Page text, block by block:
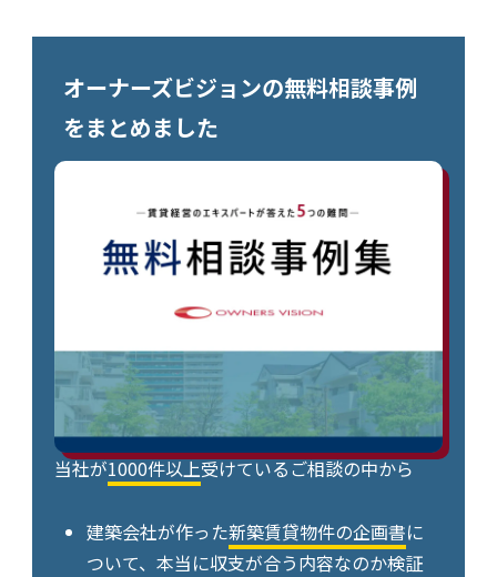
オーナーズビジョンの無料相談事例
をまとめました
当社が1000件以上受けているご相談の中から
建築会社が作った新築賃貸物件の企画書に
ついて、本当に収支が合う内容なのか検証